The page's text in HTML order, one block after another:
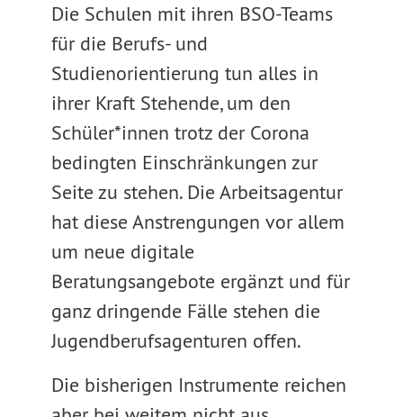
Die Schulen mit ihren BSO-Teams
für die Berufs- und
Studienorientierung tun alles in
ihrer Kraft Stehende, um den
Schüler*innen trotz der Corona
bedingten Einschränkungen zur
Seite zu stehen. Die Arbeitsagentur
hat diese Anstrengungen vor allem
um neue digitale
Beratungsangebote ergänzt und für
ganz dringende Fälle stehen die
Jugendberufsagenturen offen.
Die bisherigen Instrumente reichen